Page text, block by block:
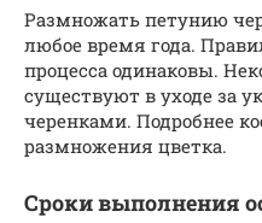
Размножать петунию
любое время года.
процесса одинаковы.
существуют в уходе за
черенками. Подробнее
размножения цветка.
Сроки выполнения